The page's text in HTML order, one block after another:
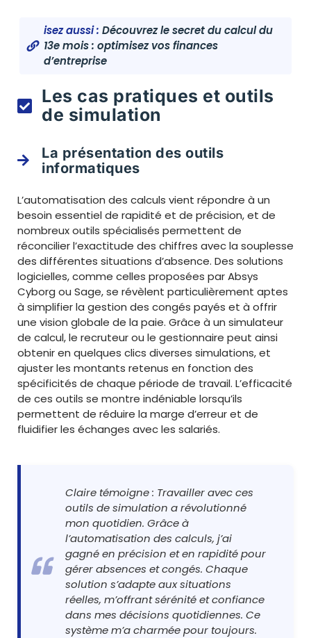
isez aussi : Découvrez le secret du calcul du
13e mois : optimisez vos finances
d’entreprise
Les cas pratiques et outils
de simulation
La présentation des outils
informatiques
L’automatisation des calculs vient répondre à un
besoin essentiel de rapidité et de précision, et de
nombreux outils spécialisés permettent de
réconcilier l’exactitude des chiffres avec la souplesse
des différentes situations d’absence. Des solutions
logicielles, comme celles proposées par Absys
Cyborg ou Sage, se révèlent particulièrement aptes
à simplifier la gestion des congés payés et à offrir
une vision globale de la paie. Grâce à un simulateur
de calcul, le recruteur ou le gestionnaire peut ainsi
obtenir en quelques clics diverses simulations, et
ajuster les montants retenus en fonction des
spécificités de chaque période de travail. L’efficacité
de ces outils se montre indéniable lorsqu’ils
permettent de réduire la marge d’erreur et de
fluidifier les échanges avec les salariés.
Claire témoigne : Travailler avec ces
outils de simulation a révolutionné
mon quotidien. Grâce à
l’automatisation des calculs, j’ai
gagné en précision et en rapidité pour
gérer absences et congés. Chaque
solution s’adapte aux situations
réelles, m’offrant sérénité et confiance
dans mes décisions quotidiennes. Ce
système m’a charmée pour toujours.